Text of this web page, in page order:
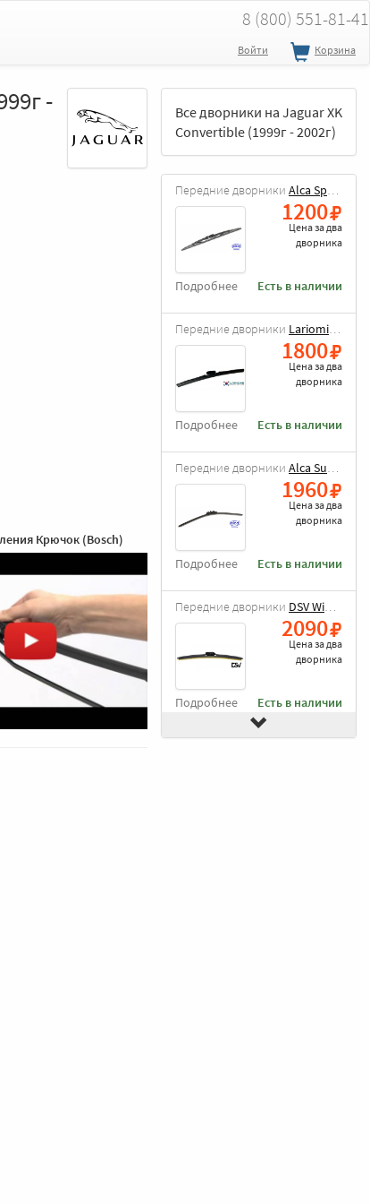
8 (800) 551-81-41
Войти Корзина
-
Крючок (Bosch)
Все дворники на Jaguar XK
Convertible (1999г - 2002г)
Передние дворники Alca Special
1200
Цена задва
дворника
Есть в наличии
Подробнее
Передние дворники Lariomi Hybrid
1800
Цена задва
дворника
Есть в наличии
Подробнее
Передние дворники Alca Super Flat
1960
Цена задва
дворника
Есть в наличии
Подробнее
Передние дворники DSV Wiper Blade
2090
Цена задва
дворника
Есть в наличии
Подробнее